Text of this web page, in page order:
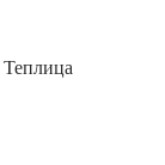
Теплица